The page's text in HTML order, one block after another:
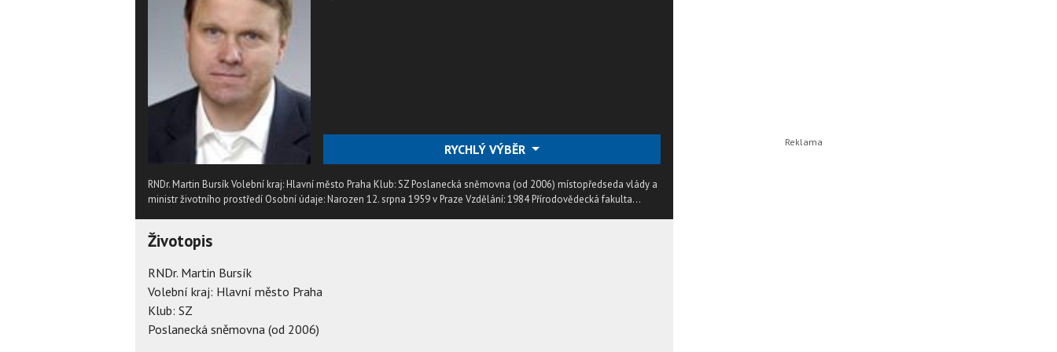
RYCHLÝ VÝBĚR
RNDr. Martin Bursík Volební kraj: Hlavní město Praha Klub: SZ Poslanecká sněmovna (od 2006) místopředseda vlády a
ministr životního prostředí Osobní údaje: Narozen 12. srpna 1959 v Praze Vzdělání: 1984 Přírodovědecká fakulta...
Životopis
RNDr. Martin Bursík
Volební kraj: Hlavní město Praha
Klub: SZ
Poslanecká sněmovna (od 2006)